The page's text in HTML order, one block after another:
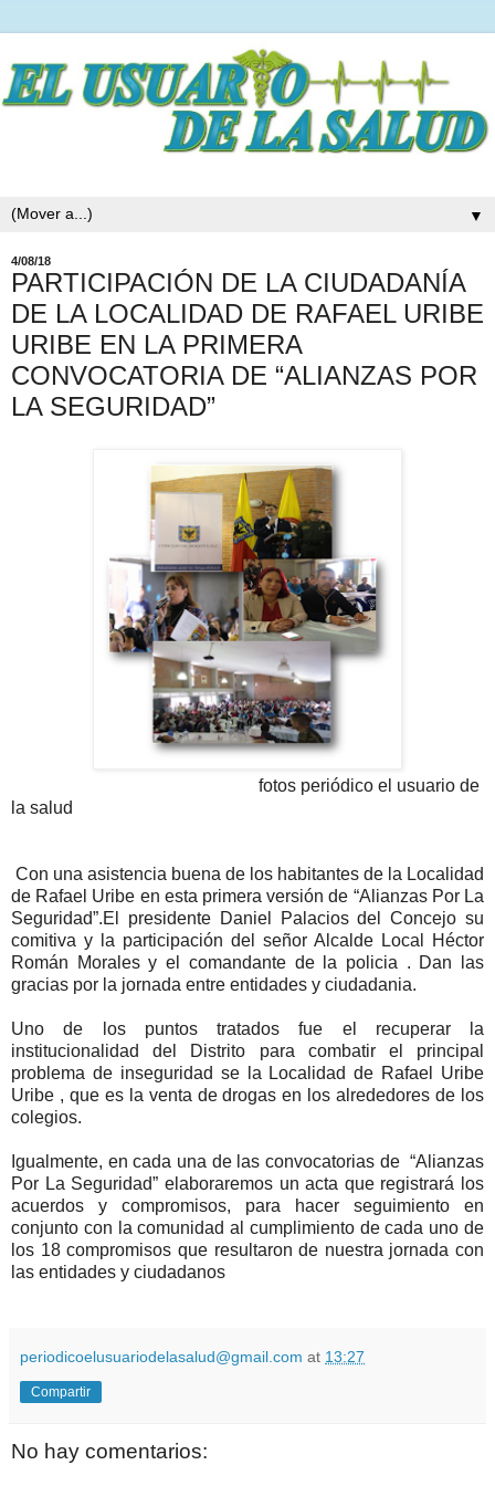
▼
4/08/18
PARTICIPACIÓN DE LA CIUDADANÍA
DE LA LOCALIDAD DE RAFAEL URIBE
URIBE EN LA PRIMERA
CONVOCATORIA DE “ALIANZAS POR
LA SEGURIDAD”
fotos periódico el usuario de
la salud
Con una asistencia buena de los habitantes de la Localidad
de Rafael Uribe en esta primera versión de “Alianzas Por La
Seguridad”.El presidente Daniel Palacios del Concejo su
comitiva y la participación del señor Alcalde Local Héctor
Román Morales y el comandante de la policia . Dan las
gracias por la jornada entre entidades y ciudadania.
Uno de los puntos tratados fue el recuperar la
institucionalidad del Distrito para combatir el principal
problema de inseguridad se la Localidad de Rafael Uribe
Uribe , que es la venta de drogas en los alrededores de los
colegios.
Igualmente, en cada una de las convocatorias de “Alianzas
Por La Seguridad” elaboraremos un acta que registrará los
acuerdos y compromisos, para hacer seguimiento en
conjunto con la comunidad al cumplimiento de cada uno de
los 18 compromisos que resultaron de nuestra jornada con
las entidades y ciudadanos
periodicoelusuariodelasalud@gmail.com at 13:27
Compartir
No hay comentarios: